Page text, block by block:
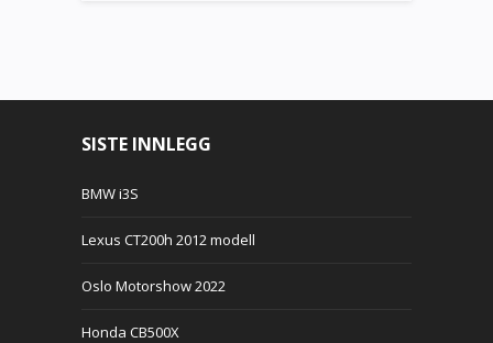
SISTE INNLEGG
BMW i3S
Lexus CT200h 2012 modell
Oslo Motorshow 2022
Honda CB500X